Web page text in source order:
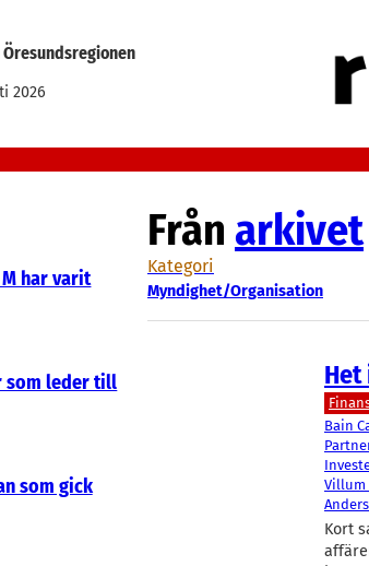
2026
har varit
som leder till
som gick
Från arkivet
Kategori
Myndighet/Organisation
Bain
Villum
Kort